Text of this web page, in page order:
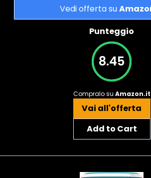
Vedi offerta su
Punteggio
8.45
Compralo su Amazon.it
Vai all'offerta
Add to Cart